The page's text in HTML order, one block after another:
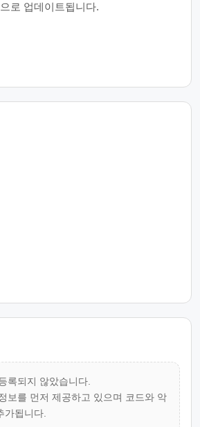
으로 업데이트됩니다.
록되지 않았습니다.
보를 먼저 제공하고 있으며 코드와 악
가됩니다.